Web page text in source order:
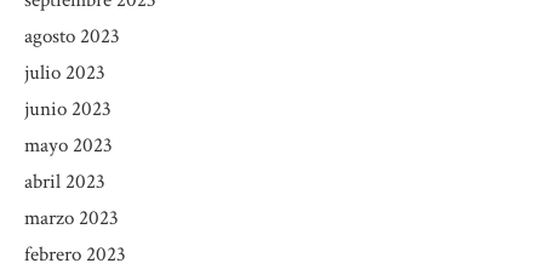
agosto 2023
julio 2023
junio 2023
mayo 2023
abril 2023
marzo 2023
febrero 2023